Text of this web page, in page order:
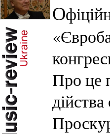
О
Про це